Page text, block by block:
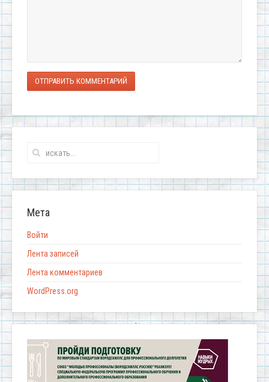
ОТПРАВИТЬ КОММЕНТАРИЙ
Мета
Войти
Лента записей
Лента комментариев
WordPress.org